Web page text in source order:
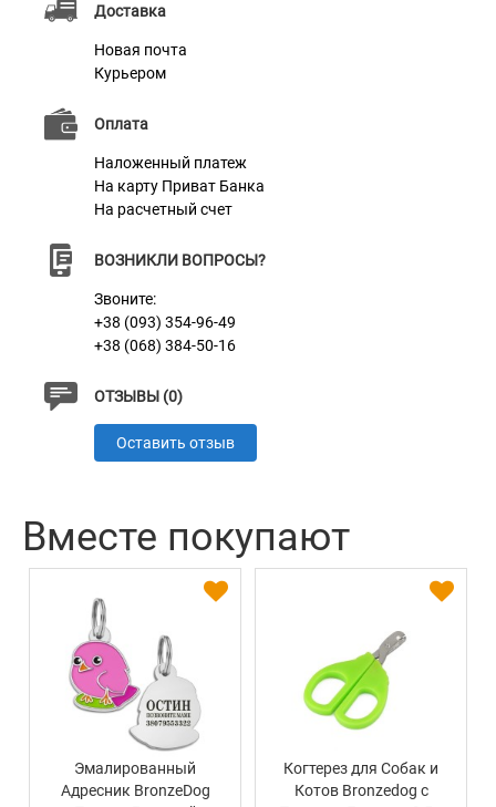
Доставка
Новая почта
Курьером
Оплата
Наложенный платеж
На карту Приват Банка
На расчетный счет
ВОЗНИКЛИ ВОПРОСЫ?
Звоните:
+38 (093) 354-96-49
+38 (068) 384-50-16
ОТЗЫВЫ (0)
Оставить отзыв
информацию по вашему желанию, например: ваши
контактные данные, адрес, имя домашнего
животного, номер микрочипа и т.д. Текст наносится с
помощью лазера, поэтому награвированная
информация на адреснике со временем не исчезнет.
Характеристики
Материал
Фурнитура
Вместе покупают
Эмалированный
Адресник BronzeDog
Когтерез для Собак и
Котов Bronzedog с